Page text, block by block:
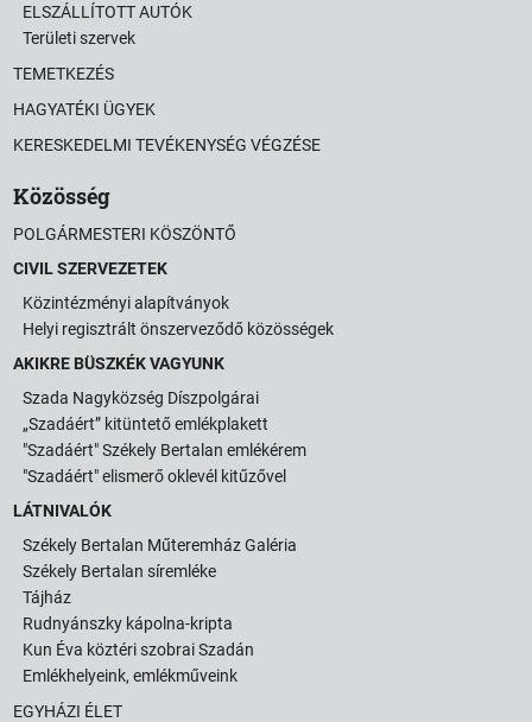
ELSZÁLLÍTOTT AUTÓK
Területi szervek
TEMETKEZÉS
HAGYATÉKI ÜGYEK
KERESKEDELMI TEVÉKENYSÉG VÉGZÉSE
Közösség
POLGÁRMESTERI KÖSZÖNTŐ
CIVIL SZERVEZETEK
Közintézményi alapítványok
Helyi regisztrált önszerveződő közösségek
AKIKRE BÜSZKÉK VAGYUNK
Szada Nagyközség Díszpolgárai
„Szadáért” kitüntető emlékplakett
"Szadáért" Székely Bertalan emlékérem
"Szadáért" elismerő oklevél kitűzővel
LÁTNIVALÓK
Székely Bertalan Műteremház Galéria
Székely Bertalan síremléke
Tájház
Rudnyánszky kápolna-kripta
Kun Éva köztéri szobrai Szadán
Emlékhelyeink, emlékműveink
EGYHÁZI ÉLET